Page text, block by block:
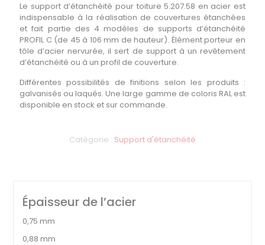
Le support d’étanchéité pour toiture 5.207.58 en acier est
indispensable à la réalisation de couvertures étanchées
et fait partie des 4 modèles de supports d’étanchéité
PROFIL C (de 45 à 106 mm de hauteur). Élément porteur en
tôle d’acier nervurée, il sert de support à un revêtement
d’étanchéité ou à un profil de couverture.
Différentes possibilités de finitions selon les produits :
galvanisés ou laqués. Une large gamme de coloris RAL est
disponible en stock et sur commande.
Catégorie : Support d'étanchéité
Épaisseur de l’acier
0,75 mm
0,88 mm